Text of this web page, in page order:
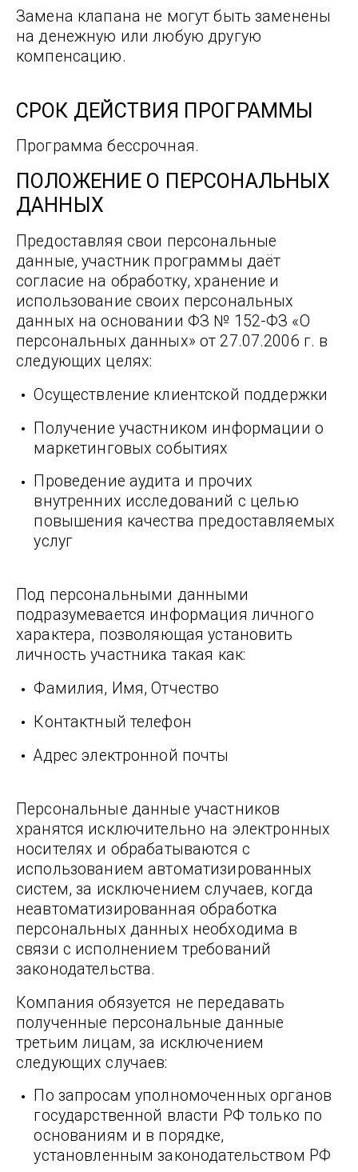
Замена клапана не могут быть заменены
на денежную или любую другую
компенсацию.
СРОК ДЕЙСТВИЯ ПРОГРАММЫ
Программа бессрочная.
ПОЛОЖЕНИЕ О ПЕРСОНАЛЬНЫХ
ДАННЫХ
Предоставляя свои персональные
данные, участник программы даёт
согласие на обработку, хранение и
использование своих персональных
данных на основании ФЗ № 152-ФЗ «О
персональных данных» от 27.07.2006 г. в
следующих целях:
Осуществление клиентской поддержки
Получение участником информации о
маркетинговых событиях
Проведение аудита и прочих
внутренних исследований с целью
повышения качества предоставляемых
услуг
Под персональными данными
подразумевается информация личного
характера, позволяющая установить
личность участника такая как:
Фамилия, Имя, Отчество
Контактный телефон
Адрес электронной почты
Персональные данные участников
хранятся исключительно на электронных
носителях и обрабатываются с
использованием автоматизированных
систем, за исключением случаев, когда
неавтоматизированная обработка
персональных данных необходима в
связи с исполнением требований
законодательства.
Компания обязуется не передавать
полученные персональные данные
третьим лицам, за исключением
следующих случаев:
По запросам уполномоченных органов
государственной власти РФ только по
основаниям и в порядке,
установленным законодательством РФ